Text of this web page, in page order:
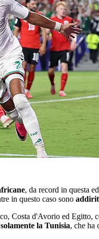
, da record in questa
in questo caso sono
Costa d'Avorio ed
la Tunisia, che ha